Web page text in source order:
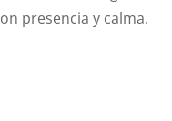
presencia y calma.